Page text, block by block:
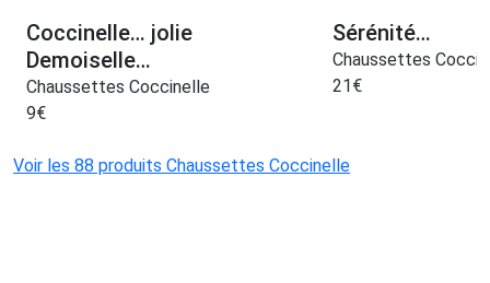
Coccinelle… jolie
Demoiselle…
Chaussettes Coccinelle
9€
Sérénité…
Chaussettes
21 €
Voir les 88 produits Chaussettes Coccinelle